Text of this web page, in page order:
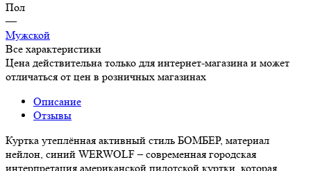
Пол
—
Мужской
Все характеристики
Цена действительна только для интернет-магазина и может
отличаться от цен в розничных магазинах
Описание
Отзывы
Куртка утеплённая активный стиль БОМБЕР, материал
нейлон, синий WERWOLF – современная городская
интерпретация американской пилотской куртки, которая